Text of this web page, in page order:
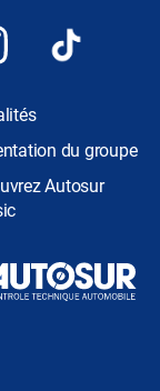
du groupe
Autosur